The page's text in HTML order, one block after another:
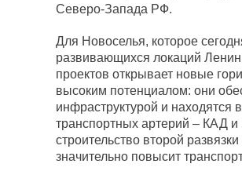
Северо-Запада РФ.
Для Новоселья, которое
развивающихся локаций
проектов открывает новые
высоким потенциалом: они
инфраструктурой и находятся
транспортных артерий – КАД
строительство второй
значительно повысит